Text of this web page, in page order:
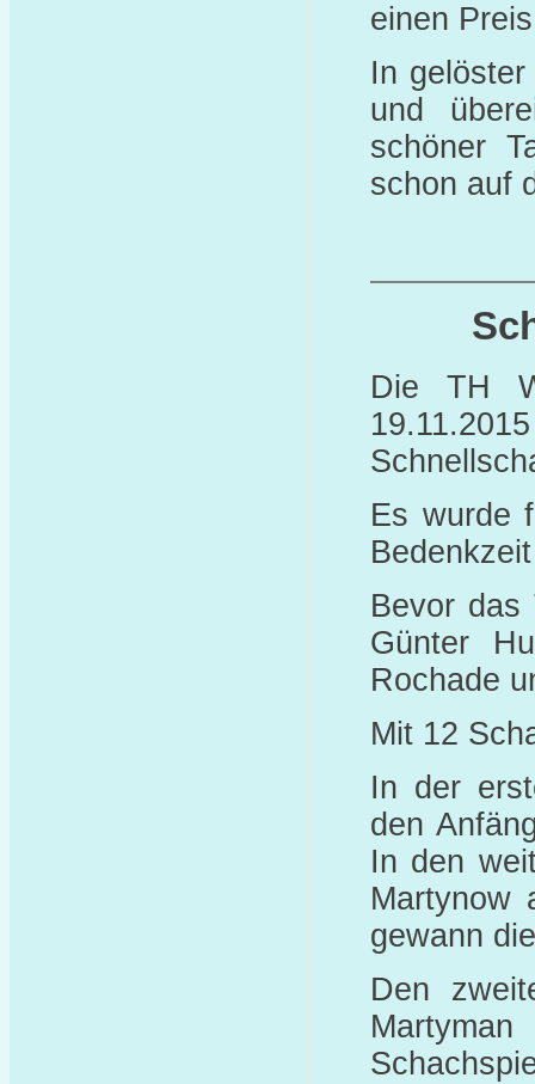
einen
In
und
schöner
schon auf
Die TH
Es wurde
Bevor das
Günter
Rochade
Mit 12
In der
den
In den
Martynow
gewann
Den